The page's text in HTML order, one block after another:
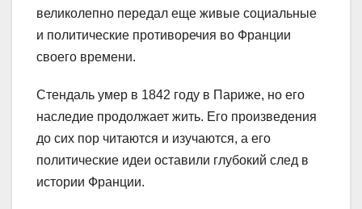
великолепно передал еще живые социальные
и политические противоречия во Франции
своего времени.
Стендаль умер в 1842 году в Париже, но его
наследие продолжает жить. Его произведения
до сих пор читаются и изучаются, а его
политические идеи оставили глубокий след в
истории Франции.